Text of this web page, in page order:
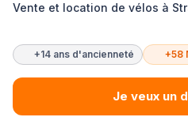
Vente et location de vélos à
+14 ans d'ancienneté +58
Je veux un